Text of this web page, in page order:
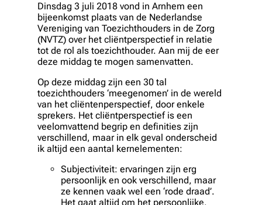
Dinsdag 3 juli 2018 vond in Arnhem een
bijeenkomst plaats van de Nederlandse
Vereniging van Toezichthouders in de Zorg
(NVTZ) over het cliëntperspectief in relatie
tot de rol als toezichthouder. Aan mij de eer
deze middag te mogen samenvatten.
Op deze middag zijn een 30 tal
toezichthouders ‘meegenomen’ in de wereld
van het cliëntenperspectief, door enkele
sprekers. Het cliëntperspectief is een
veelomvattend begrip en definities zijn
verschillend, maar in elk geval onderscheid
ik altijd een aantal kernelementen:
Subjectiviteit: ervaringen zijn erg
persoonlijk en ook verschillend, maar
ze kennen vaak wel een ‘rode draad’.
Het gaat altijd om het persoonlijke,